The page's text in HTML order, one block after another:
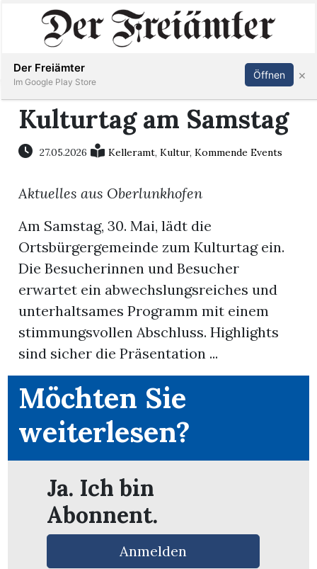
Immobilien
Stellen
E-
Paper
Newsletter
App
Inserieren Abonnieren Anmelden
Kulturtag am Samstag
27.05.2026 Kelleramt,Kultur,Kommende Events
Aktuelles aus Oberlunkhofen
Am Samstag, 30. Mai, lädt die
Ortsbürgergemeinde zum Kulturtag ein.
Die Besucherinnen und Besucher
erwartet ein abwechslungsreiches und
unterhaltsames Programm mit einem
stimmungsvollen Abschluss. Highlights
sind sicher die Präsentation ...
Möchten Sie
weiterlesen?
Ja. Ich bin
Abonnent.
Anmelden
Der Freiämter
Im Google Play Store
Öffnen ×